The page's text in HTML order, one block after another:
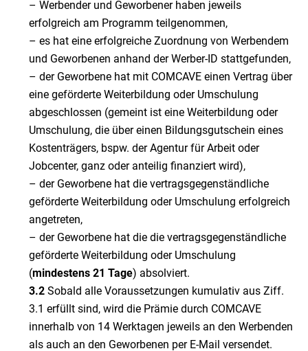
– Werbender und Geworbener haben jeweils
erfolgreich am Programm teilgenommen,
– es hat eine erfolgreiche Zuordnung von Werbendem
und Geworbenen anhand der Werber-ID stattgefunden,
– der Geworbene hat mit COMCAVE einen Vertrag über
eine geförderte Weiterbildung oder Umschulung
abgeschlossen (gemeint ist eine Weiterbildung oder
Umschulung, die über einen Bildungsgutschein eines
Kostenträgers, bspw. der Agentur für Arbeit oder
Jobcenter, ganz oder anteilig finanziert wird),
– der Geworbene hat die vertragsgegenständliche
geförderte Weiterbildung oder Umschulung erfolgreich
angetreten,
– der Geworbene hat die die vertragsgegenständliche
geförderte Weiterbildung oder Umschulung
(mindestens 21 Tage) absolviert.
3.2 Sobald alle Voraussetzungen kumulativ aus Ziff.
3.1 erfüllt sind, wird die Prämie durch COMCAVE
innerhalb von 14 Werktagen jeweils an den Werbenden
als auch an den Geworbenen per E-Mail versendet.